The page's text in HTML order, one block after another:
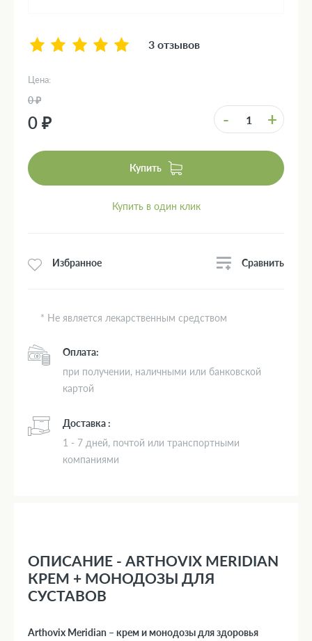
3 отзывов
Цена:
0 ₽
0 ₽ - +
Купить
Купить в один клик
Избранное Сравнить
* Не является лекарственным средством
Оплата:
при получении, наличными или банковской
картой
Доставка :
1 - 7 дней, почтой или транспортными
компаниями
ОПИСАНИЕ - ARTHOVIX MERIDIAN
КРЕМ + МОНОДОЗЫ ДЛЯ
СУСТАВОВ
Arthovix Meridian – крем и монодозы для здоровья